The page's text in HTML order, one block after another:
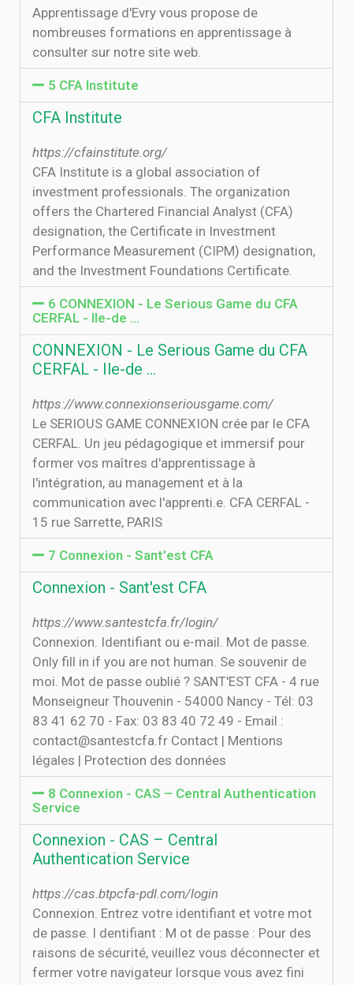
Apprentissage d'Evry vous propose de
nombreuses formations en apprentissage à
consulter sur notre site web.
5 CFA Institute
CFA Institute
https://cfainstitute.org/
CFA Institute is a global association of
investment professionals. The organization
offers the Chartered Financial Analyst (CFA)
designation, the Certificate in Investment
Performance Measurement (CIPM) designation,
and the Investment Foundations Certificate.
6 CONNEXION - Le Serious Game du CFA
CERFAL - Ile-de …
CONNEXION - Le Serious Game du CFA
CERFAL - Ile-de …
https://www.connexionseriousgame.com/
Le SERIOUS GAME CONNEXION crée par le CFA
CERFAL. Un jeu pédagogique et immersif pour
former vos maîtres d'apprentissage à
l'intégration, au management et à la
communication avec l'apprenti.e. CFA CERFAL -
15 rue Sarrette, PARIS
7 Connexion - Sant'est CFA
Connexion - Sant'est CFA
https://www.santestcfa.fr/login/
Connexion. Identifiant ou e-mail. Mot de passe.
Only fill in if you are not human. Se souvenir de
moi. Mot de passe oublié ? SANT'EST CFA - 4 rue
Monseigneur Thouvenin - 54000 Nancy - Tél: 03
83 41 62 70 - Fax: 03 83 40 72 49 - Email :
contact@santestcfa.fr Contact | Mentions
légales | Protection des données
8 Connexion - CAS – Central Authentication
Service
Connexion - CAS – Central
Authentication Service
https://cas.btpcfa-pdl.com/login
Connexion. Entrez votre identifiant et votre mot
de passe. I dentifiant : M ot de passe : Pour des
raisons de sécurité, veuillez vous déconnecter et
fermer votre navigateur lorsque vous avez fini